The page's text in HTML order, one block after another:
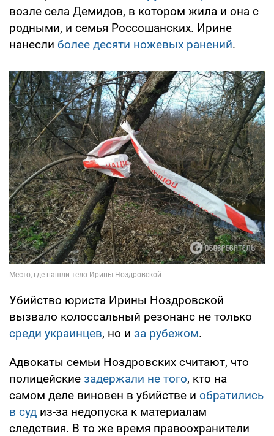
возле села Демидов, в котором жила и она с
родными, и семья Россошанских. Ирине
нанесли более десяти ножевых ранений.
Убийство юриста Ирины Ноздровской
вызвало колоссальный резонанс не только
среди украинцев, но и за рубежом.
Адвокаты семьи Ноздровских считают, что
полицейские задержали не того, кто на
самом деле виновен в убийстве и обратились
в суд из-за недопуска к материалам
следствия. В то же время правоохранители